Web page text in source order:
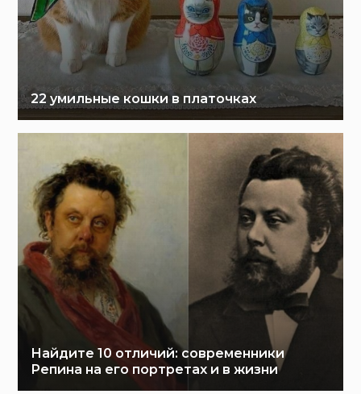
22 умильные кошки в платочках
Найдите 10 отличий: современники
Репина на его портретах и в жизни